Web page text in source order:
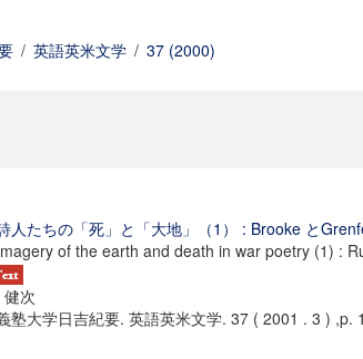
/ 英語英米文学 / 37 (2000)
人たちの「死」と「大地」（1） : Brooke と
of the earth and death in war poetry (1) :
健次
塾大学日吉紀要. 英語英米文学. 37 ( 2001 . 3 ) ,p.